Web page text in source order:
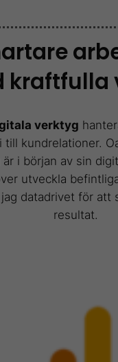
kraftfulla
verktyg
till kundrelationer.
i början av sin
utveckla
datadrivet för att
resultat.